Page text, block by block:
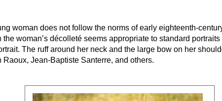
woman does not follow the norms of early eighteenth-
woman’s décolleté seems appropriate to standard
The ruff around her neck and the large bow on her
Jean-Baptiste Santerre, and others.